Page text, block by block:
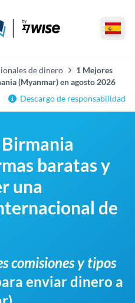
de dinero
1 Mejores
(Myanmar) en agosto 2026
Descargo de responsabilidad
baratas y
una
de
comisiones y tipos
enviar dinero a